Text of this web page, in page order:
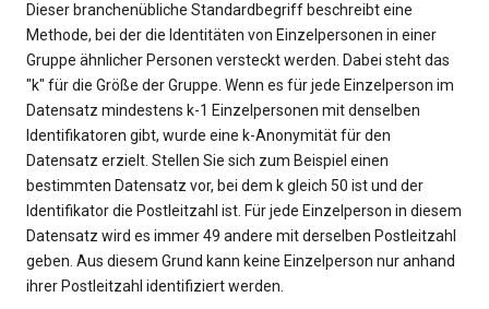
Dieser branchenübliche Standardbegriff beschreibt eine
Methode, bei der die Identitäten von Einzelpersonen in einer
Gruppe ähnlicher Personen versteckt werden. Dabei steht das
"k" für die Größe der Gruppe. Wenn es für jede Einzelperson im
Datensatz mindestens k-1 Einzelpersonen mit denselben
Identifikatoren gibt, wurde eine k-Anonymität für den
Datensatz erzielt. Stellen Sie sich zum Beispiel einen
bestimmten Datensatz vor, bei dem k gleich 50 ist und der
Identifikator die Postleitzahl ist. Für jede Einzelperson in diesem
Datensatz wird es immer 49 andere mit derselben Postleitzahl
geben. Aus diesem Grund kann keine Einzelperson nur anhand
ihrer Postleitzahl identifiziert werden.